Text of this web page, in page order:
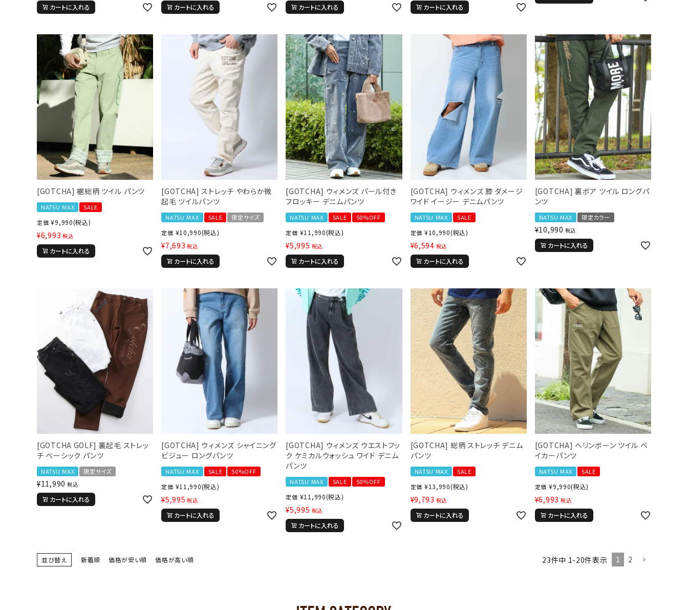
キーワードから探す 価格から探す
円
並び順
カテゴリ
29inc
30inc 32inc 34inc 36inc 38inc 40inc
KIDS
tune
カートに入れる カートに入れる カートに入れる カートに入れる
[GOTCHA] 裾総柄 ツイル パンツ
NATSU MAX
SALE
定価 ¥9,990(税込)
¥6,993 税込
カートに入れる
[GOTCHA] ストレッチ やわらか微
起毛 ツイルパンツ
NATSU MAX SALE
限定サイズ
定価 ¥10,990(税込)
¥7,693 税込
カートに入れる
[GOTCHA] ウィメンズ パール付き
フロッキー デニムパンツ
NATSU MAX SALE
50%OFF
定価 ¥11,990(税込)
¥5,995 税込
カートに入れる
[GOTCHA] ウィメンズ 膝 ダメージ
ワイド イージー デニムパンツ
NATSU MAX
SALE
定価 ¥10,990(税込)
¥6,594 税込
カートに入れる
[GOTCHA] 裏ボア ツイル ロングパ
ンツ
NATSU MAX 限定カラー
¥10,990 税込
カートに入れる
[GOTCHA GOLF] 裏起毛 ストレッ
チ ベーシック パンツ
NATSU MAX 限定サイズ
¥11,990 税込
カートに入れる
[GOTCHA] ウィメンズ シャイニング
ビジュー ロングパンツ
NATSU MAX SALE
50%OFF
定価 ¥11,990(税込)
¥5,995 税込
カートに入れる
[GOTCHA] ウィメンズ ウエストフッ
ク ケミカルウォッシュ ワイド デニム
パンツ
NATSU MAX SALE
50%OFF
定価 ¥11,990(税込)
¥5,995 税込
カートに入れる
[GOTCHA] 総柄 ストレッチ デニム
パンツ
NATSU MAX
SALE
定価 ¥13,990(税込)
¥9,793 税込
カートに入れる
[GOTCHA] ヘリンボーン ツイル ベ
イカーパンツ
NATSU MAX
SALE
定価 ¥9,990(税込)
¥6,993 税込
カートに入れる
並び替え 新着順 価格が安い順 価格が高い順 23件中 1-20件表示 1 2